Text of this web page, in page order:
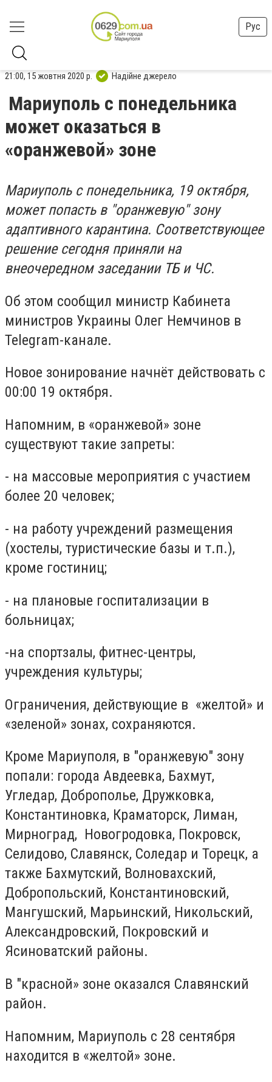
Рус
21:00, 15 жовтня 2020 р. Надійне джерело
Мариуполь с понедельника
может оказаться в
«оранжевой» зоне
Мариуполь с понедельника, 19 октября,
может попасть в "оранжевую" зону
адаптивного карантина. Соответствующее
решение сегодня приняли на
внеочередном заседании ТБ и ЧС.
Об этом сообщил министр Кабинета
министров Украины Олег Немчинов в
Telegram-канале.
Новое зонирование начнёт действовать с
00:00 19 октября.
Напомним, в «оранжевой» зоне
существуют такие запреты:
- на массовые мероприятия с участием
более 20 человек;
- на работу учреждений размещения
(хостелы, туристические базы и т.п.),
кроме гостиниц;
- на плановые госпитализации в
больницах;
-на спортзалы, фитнес-центры,
учреждения культуры;
Ограничения, действующие в «желтой» и
«зеленой» зонах, сохраняются.
Кроме Мариуполя, в "оранжевую" зону
попали: города Авдеевка, Бахмут,
Угледар, Доброполье, Дружковка,
Константиновка, Краматорск, Лиман,
Мирноград, Новогродовка, Покровск,
Селидово, Славянск, Соледар и Торецк, а
также Бахмутский, Волновахский,
Добропольский, Константиновский,
Мангушский, Марьинский, Никольский,
Александровский, Покровский и
Ясиноватский районы.
В "красной» зоне оказался Славянский
район.
Напомним, Мариуполь с 28 сентября
находится в «желтой» зоне.